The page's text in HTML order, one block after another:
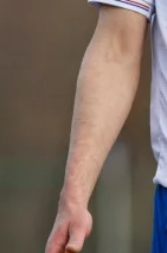
webshop